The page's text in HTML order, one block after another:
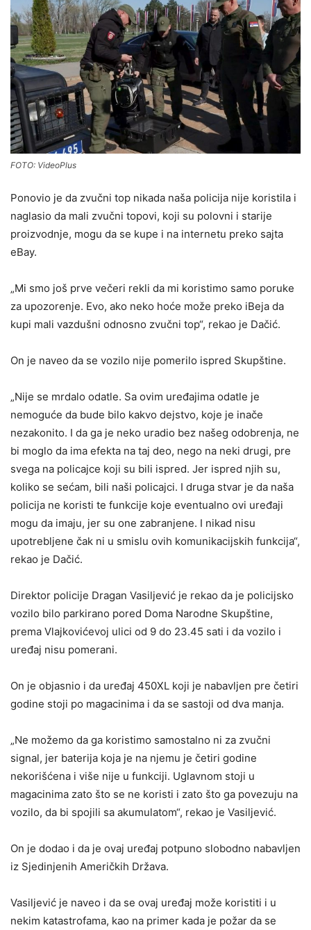
FOTO: VideoPlus
Ponovio je da zvučni top nikada naša policija nije koristila i
naglasio da mali zvučni topovi, koji su polovni i starije
proizvodnje, mogu da se kupe i na internetu preko sajta
eBay.
„Mi smo još prve večeri rekli da mi koristimo samo poruke
za upozorenje. Evo, ako neko hoće može preko iBeja da
kupi mali vazdušni odnosno zvučni top“, rekao je Dačić.
On je naveo da se vozilo nije pomerilo ispred Skupštine.
„Nije se mrdalo odatle. Sa ovim uređajima odatle je
nemoguće da bude bilo kakvo dejstvo, koje je inače
nezakonito. I da ga je neko uradio bez našeg odobrenja, ne
bi moglo da ima efekta na taj deo, nego na neki drugi, pre
svega na policajce koji su bili ispred. Jer ispred njih su,
koliko se sećam, bili naši policajci. I druga stvar je da naša
policija ne koristi te funkcije koje eventualno ovi uređaji
mogu da imaju, jer su one zabranjene. I nikad nisu
upotrebljene čak ni u smislu ovih komunikacijskih funkcija“,
rekao je Dačić.
Direktor policije Dragan Vasiljević je rekao da je policijsko
vozilo bilo parkirano pored Doma Narodne Skupštine,
prema Vlajkovićevoj ulici od 9 do 23.45 sati i da vozilo i
uređaj nisu pomerani.
On je objasnio i da uređaj 450XL koji je nabavljen pre četiri
godine stoji po magacinima i da se sastoji od dva manja.
„Ne možemo da ga koristimo samostalno ni za zvučni
signal, jer baterija koja je na njemu je četiri godine
nekorišćena i više nije u funkciji. Uglavnom stoji u
magacinima zato što se ne koristi i zato što ga povezuju na
vozilo, da bi spojili sa akumulatom“, rekao je Vasiljević.
On je dodao i da je ovaj uređaj potpuno slobodno nabavljen
iz Sjedinjenih Američkih Država.
Vasiljević je naveo i da se ovaj uređaj može koristiti i u
nekim katastrofama, kao na primer kada je požar da se